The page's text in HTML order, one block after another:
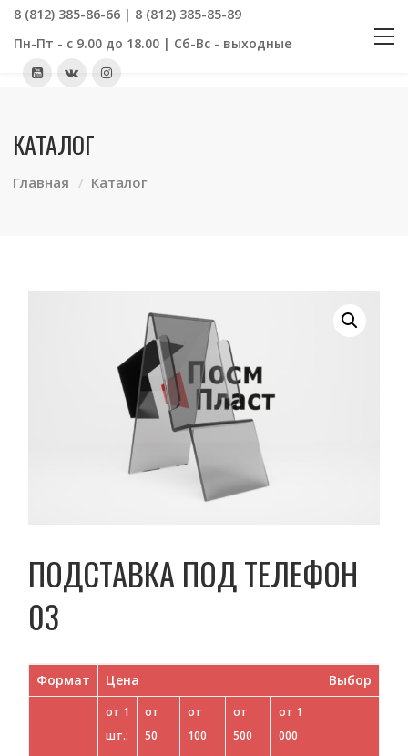
8 (812) 385-86-66 | 8 (812) 385-85-89
Пн-Пт - с 9.00 до 18.00 | Сб-Вс - выходные
КАТАЛОГ
Главная Каталог
ПОДСТАВКА ПОД ТЕЛЕФОН
03
Формат Цена Выбор
от 1
шт.:
от
50
от
100
от
500
от 1
000